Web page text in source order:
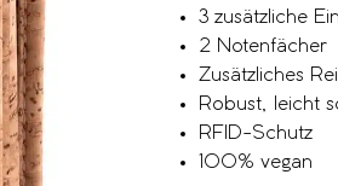
3 zusätzliche
2 Notenfächer
Zusätzliches
Robust, leicht
RFID-Schutz
100% vegan